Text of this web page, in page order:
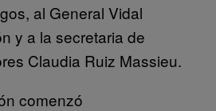
al General Vidal
y a la secretaria de
Claudia Ruiz Massieu.
comenzó